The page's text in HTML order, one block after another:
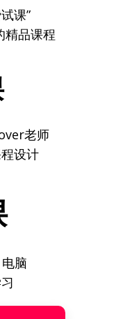
课”
精品课程
老师
设计
脑